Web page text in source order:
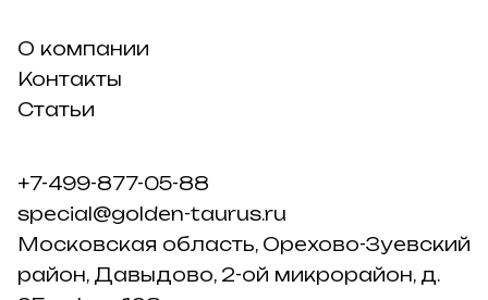
О компании
Контакты
Статьи
+7-499-877-05-88
special@golden-taurus.ru
Московская область, Орехово-Зуевский
район, Давыдово, 2-ой микрорайон, д.